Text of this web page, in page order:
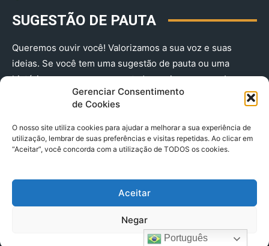
Gerenciar Consentimento
de Cookies
O nosso site utiliza cookies para ajudar a melhorar a sua experiência de
utilização, lembrar de suas preferências e visitas repetidas. Ao clicar em
“Aceitar”, você concorda com a utilização de TODOS os cookies.
Aceitar
Negar
SUGESTÃO DE PAUTA
Queremos ouvir você! Valorizamos a sua voz e suas
ideias. Se você tem uma sugestão de pauta ou uma
história que merece ser contada, envie-nos agora!
(91) 98224 - 3111
© 2025 A Província do Pará CNPJ: 04.901.141/0001-36 End .
Trav. Quintino Bocaiuva 2301, Ed. Rogério Fernandez – Sala
2701- Cremação – CEP 66045.315
Português